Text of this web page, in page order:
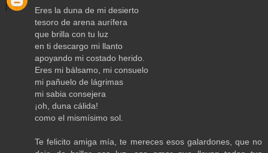
Eres la duna de mi desierto
tesoro de arena aurífera
que brilla con tu luz
en ti descargo mi llanto
apoyando mi costado herido.
Eres mi bálsamo, mi consuelo
mi pañuelo de lágrimas
mi sabia consejera
¡oh, duna cálida!
como el mismísimo sol.
Te felicito amiga mía, te mereces esos galardones, que no